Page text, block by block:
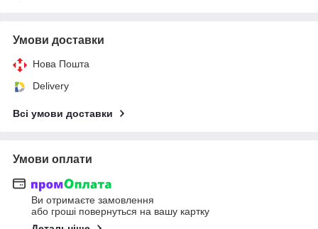
Умови доставки
Нова Пошта
Delivery
Всі умови доставки
Умови оплати
Ви отримаєте замовлення
або гроші повернуться на вашу картку